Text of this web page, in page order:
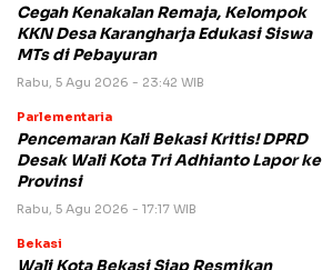
Cegah Kenakalan Remaja, Kelompok
KKN Desa Karangharja Edukasi Siswa
MTs di Pebayuran
Rabu, 5 Agu 2026 - 23:42 WIB
Parlementaria
Pencemaran Kali Bekasi Kritis! DPRD
Desak Wali Kota Tri Adhianto Lapor ke
Provinsi
Rabu, 5 Agu 2026 - 17:17 WIB
Bekasi